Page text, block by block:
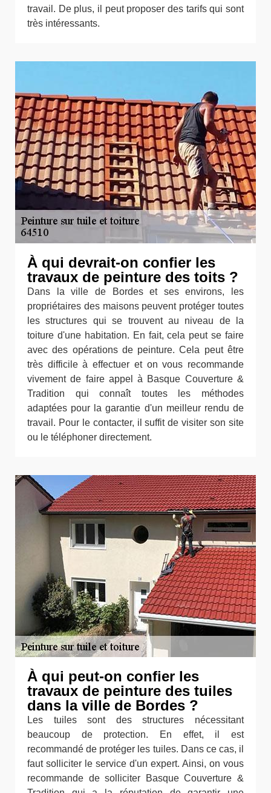
travail. De plus, il peut proposer des tarifs qui sont
très intéressants.
À qui devrait-on confier les
travaux de peinture des toits ?
Dans la ville de Bordes et ses environs, les
propriétaires des maisons peuvent protéger toutes
les structures qui se trouvent au niveau de la
toiture d'une habitation. En fait, cela peut se faire
avec des opérations de peinture. Cela peut être
très difficile à effectuer et on vous recommande
vivement de faire appel à Basque Couverture &
Tradition qui connaît toutes les méthodes
adaptées pour la garantie d'un meilleur rendu de
travail. Pour le contacter, il suffit de visiter son site
ou le téléphoner directement.
À qui peut-on confier les
travaux de peinture des tuiles
dans la ville de Bordes ?
Les tuiles sont des structures nécessitant
beaucoup de protection. En effet, il est
recommandé de protéger les tuiles. Dans ce cas, il
faut solliciter le service d'un expert. Ainsi, on vous
recommande de solliciter Basque Couverture &